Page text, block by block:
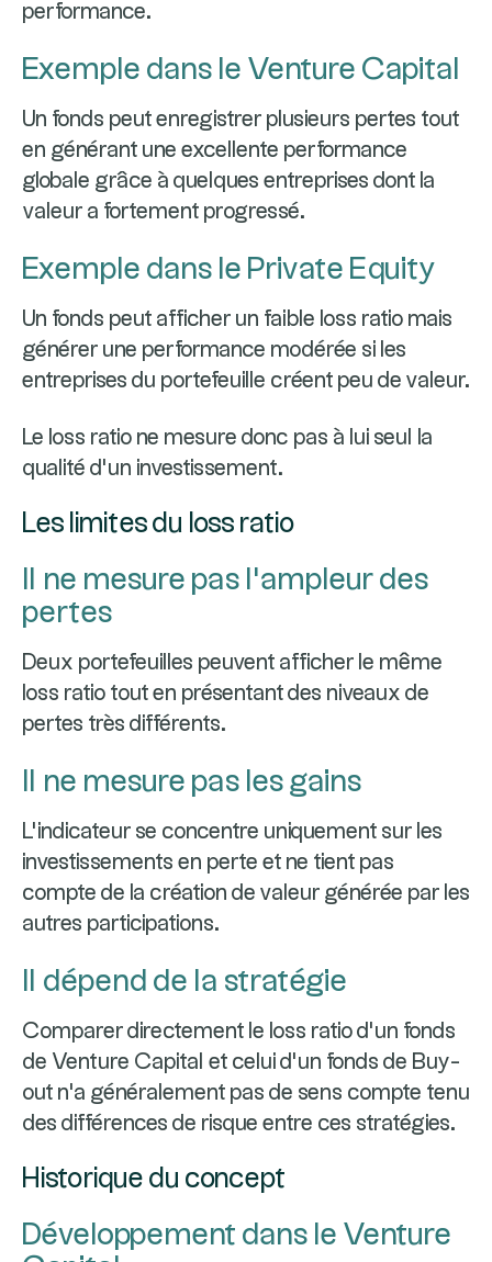
performance.
Exemple dans le Venture Capital
Un fonds peut enregistrer plusieurs pertes tout
en générant une excellente performance
globale grâce à quelques entreprises dont la
valeur a fortement progressé.
Exemple dans le Private Equity
Un fonds peut afficher un faible loss ratio mais
générer une performance modérée si les
entreprises du portefeuille créent peu de valeur.
Le loss ratio ne mesure donc pas à lui seul la
qualité d'un investissement.
Les limites du loss ratio
Il ne mesure pas l'ampleur des
pertes
Deux portefeuilles peuvent afficher le même
loss ratio tout en présentant des niveaux de
pertes très différents.
Il ne mesure pas les gains
L'indicateur se concentre uniquement sur les
investissements en perte et ne tient pas
compte de la création de valeur générée par les
autres participations.
Il dépend de la stratégie
Comparer directement le loss ratio d'un fonds
de Venture Capital et celui d'un fonds de Buy-
out n'a généralement pas de sens compte tenu
des différences de risque entre ces stratégies.
Historique du concept
Développement dans le Venture